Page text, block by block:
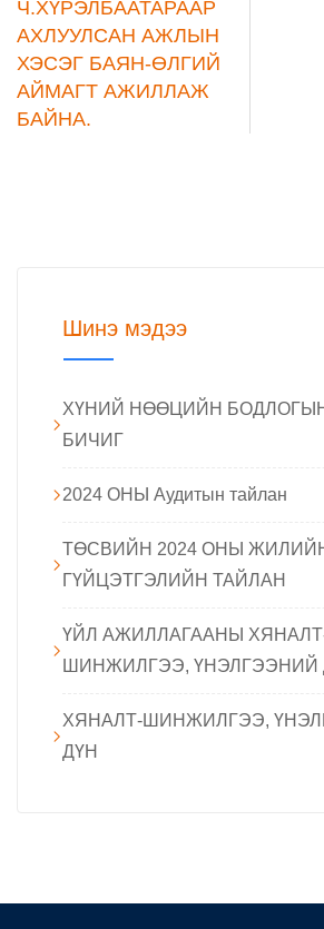
Ч.ХҮРЭЛБААТАРААР
АХЛУУЛСАН АЖЛЫН
ХЭСЭГ БАЯН-ӨЛГИЙ
АЙМАГТ АЖИЛЛАЖ
БАЙНА.
Шинэ мэдээ
ХҮНИЙ НӨӨЦИЙН
БИЧИГ
2024 ОНЫ Аудитын тайлан
ТӨСВИЙН 2024 ОНЫ
ГҮЙЦЭТГЭЛИЙН ТАЙЛАН
ҮЙЛ АЖИЛЛАГААНЫ
ШИНЖИЛГЭЭ, ҮНЭЛГЭЭНИЙ
ХЯНАЛТ-ШИНЖИЛГЭЭ,
ДҮН